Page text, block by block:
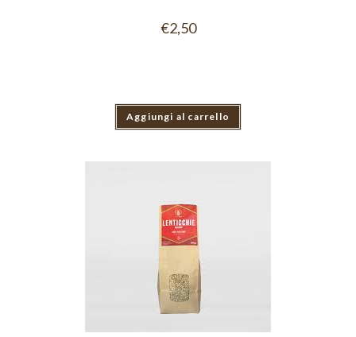
€2,50
Aggiungi al carrello